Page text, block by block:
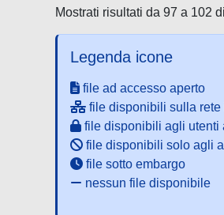
Mostrati risultati da 97 a 102
Legenda icone
file ad accesso aperto
file disponibili sulla rete
file disponibili agli utenti
file disponibili solo agli
file sotto embargo
nessun file disponibile